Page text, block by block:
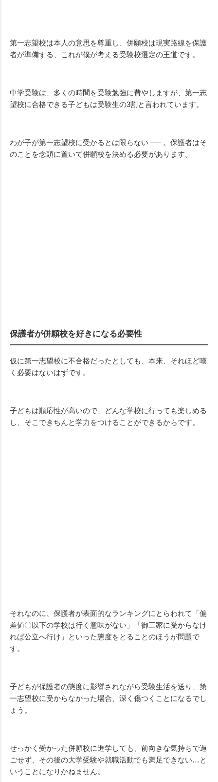
第一志望校は本人の意思を尊重し、併願校は現実路線を保護
者が準備する、これが僕が考える受験校選定の王道です。
中学受験は、多くの時間を受験勉強に費やしますが、第一志
望校に合格できる子どもは受験生の3割と言われています。
わが子が第一志望校に受かるとは限らない ── 。保護者はそ
のことを念頭に置いて併願校を決める必要があります。
保護者が併願校を好きになる必要性
仮に第一志望校に不合格だったとしても、本来、それほど嘆
く必要はないはずです。
子どもは順応性が高いので、どんな学校に行っても楽しめる
し、そこできちんと学力をつけることができるからです。
それなのに、保護者が表面的なランキングにとらわれて「偏
差値〇以下の学校は行く意味がない」「御三家に受からなけ
れば公立へ行け」といった態度をとることのほうが問題で
す。
子どもが保護者の態度に影響されながら受験生活を送り、第
一志望校に受からなかった場合、深く傷つくことになるでし
ょう。
せっかく受かった併願校に進学しても、前向きな気持ちで過
ごせず、その後の大学受験や就職活動でも満足できない…と
いうことになりかねません。